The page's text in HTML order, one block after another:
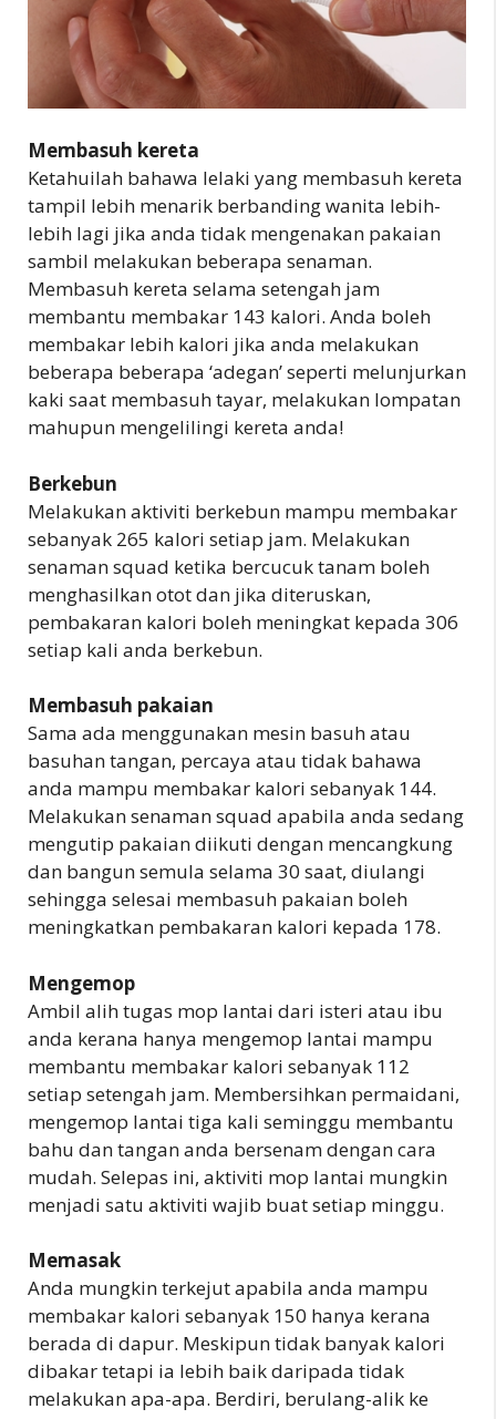
Membasuh kereta
Ketahuilah bahawa lelaki yang membasuh kereta
tampil lebih menarik berbanding wanita lebih-
lebih lagi jika anda tidak mengenakan pakaian
sambil melakukan beberapa senaman.
Membasuh kereta selama setengah jam
membantu membakar 143 kalori. Anda boleh
membakar lebih kalori jika anda melakukan
beberapa beberapa ‘adegan’ seperti melunjurkan
kaki saat membasuh tayar, melakukan lompatan
mahupun mengelilingi kereta anda!
Berkebun
Melakukan aktiviti berkebun mampu membakar
sebanyak 265 kalori setiap jam. Melakukan
senaman squad ketika bercucuk tanam boleh
menghasilkan otot dan jika diteruskan,
pembakaran kalori boleh meningkat kepada 306
setiap kali anda berkebun.
Membasuh pakaian
Sama ada menggunakan mesin basuh atau
basuhan tangan, percaya atau tidak bahawa
anda mampu membakar kalori sebanyak 144.
Melakukan senaman squad apabila anda sedang
mengutip pakaian diikuti dengan mencangkung
dan bangun semula selama 30 saat, diulangi
sehingga selesai membasuh pakaian boleh
meningkatkan pembakaran kalori kepada 178.
Mengemop
Ambil alih tugas mop lantai dari isteri atau ibu
anda kerana hanya mengemop lantai mampu
membantu membakar kalori sebanyak 112
setiap setengah jam. Membersihkan permaidani,
mengemop lantai tiga kali seminggu membantu
bahu dan tangan anda bersenam dengan cara
mudah. Selepas ini, aktiviti mop lantai mungkin
menjadi satu aktiviti wajib buat setiap minggu.
Memasak
Anda mungkin terkejut apabila anda mampu
membakar kalori sebanyak 150 hanya kerana
berada di dapur. Meskipun tidak banyak kalori
dibakar tetapi ia lebih baik daripada tidak
melakukan apa-apa. Berdiri, berulang-alik ke